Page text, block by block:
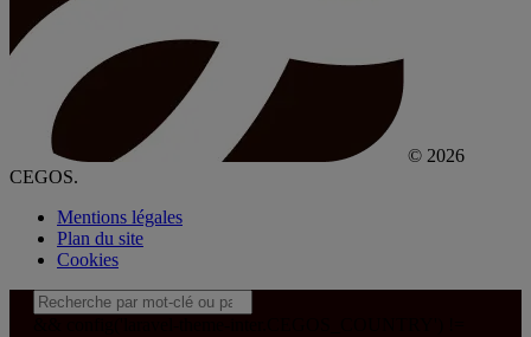
© 2026
CEGOS.
Mentions légales
Plan du site
Cookies